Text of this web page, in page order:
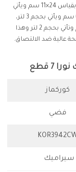
20×9.8 سم ويأتي بحجم 3 لتر، والقدر الثاني يأتي بقياس 24×11 سم ويأتي
بحجم 4.6 لتر، والقدر الثالث يأتي بقياس 26×6.3 سم ويأتي بحجم 3 لتر،
والرابع عبارة عن مقلاة تأتي بقياس 26×4.4 سم وتأتي بحجم 2 لتر وهذا
عالية ضد الالتصاق.
قطع
كوركماز
فضي
سيراميك